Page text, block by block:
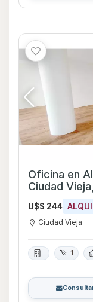
Oficina en
Ciudad
U$S 244
Ciudad Vieja
1